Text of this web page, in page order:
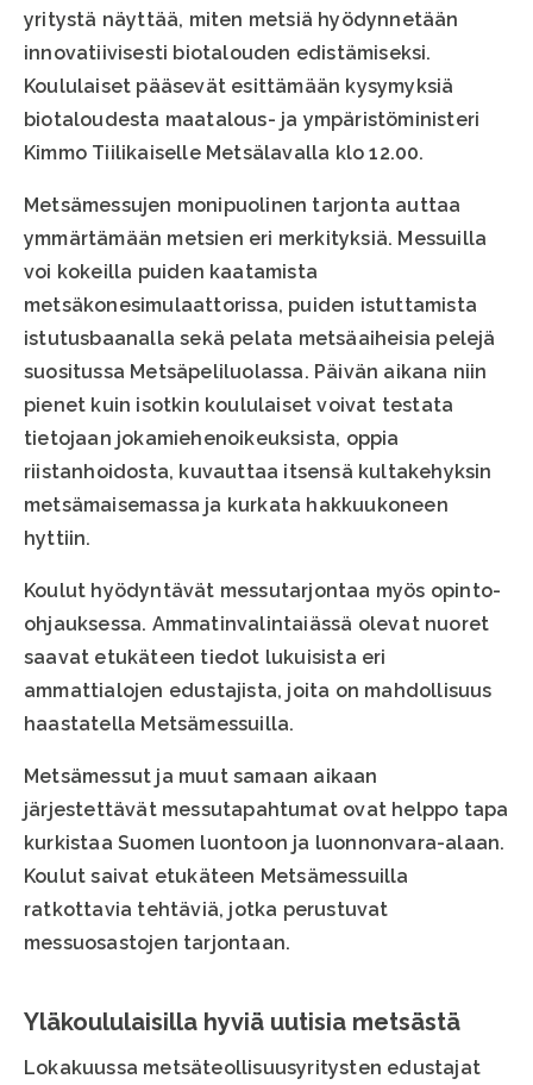
yritystä näyttää, miten metsiä hyödynnetään
innovatiivisesti biotalouden edistämiseksi.
Koululaiset pääsevät esittämään kysymyksiä
biotaloudesta maatalous- ja ympäristöministeri
Kimmo Tiilikaiselle Metsälavalla klo 12.00.
Metsämessujen monipuolinen tarjonta auttaa
ymmärtämään metsien eri merkityksiä. Messuilla
voi kokeilla puiden kaatamista
metsäkonesimulaattorissa, puiden istuttamista
istutusbaanalla sekä pelata metsäaiheisia pelejä
suositussa Metsäpeliluolassa. Päivän aikana niin
pienet kuin isotkin koululaiset voivat testata
tietojaan jokamiehenoikeuksista, oppia
riistanhoidosta, kuvauttaa itsensä kultakehyksin
metsämaisemassa ja kurkata hakkuukoneen
hyttiin.
Koulut hyödyntävät messutarjontaa myös opinto-
ohjauksessa. Ammatinvalintaiässä olevat nuoret
saavat etukäteen tiedot lukuisista eri
ammattialojen edustajista, joita on mahdollisuus
haastatella Metsämessuilla.
Metsämessut ja muut samaan aikaan
järjestettävät messutapahtumat ovat helppo tapa
kurkistaa Suomen luontoon ja luonnonvara-alaan.
Koulut saivat etukäteen Metsämessuilla
ratkottavia tehtäviä, jotka perustuvat
messuosastojen tarjontaan.
Yläkoululaisilla hyviä uutisia metsästä
Lokakuussa metsäteollisuusyritysten edustajat